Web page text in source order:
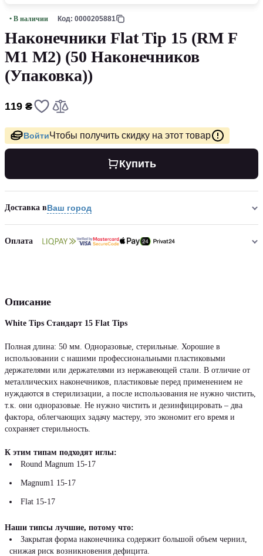
• В наличии Код: 0000205881
Наконечники Flat Tip 15 (RM F
M1 M2) (50 Наконечников
(Упаковка))
119 ₴
ВойтиЧтобы получить скидку на этот товар
Купить
Доставка вВаш город
Оплата
Описание
White Tips Стандарт 15 Flat Tips
Полная длина: 50 мм. Одноразовые, стерильные. Хорошие в
использовании с нашими профессиональными пластиковыми
держателями или держателями из нержавеющей стали. В отличие от
металлических наконечников, пластиковые перед применением не
нуждаются в стерилизации, а после использования не нужно чистить,
т.к. они одноразовые. Не нужно чистить и дезинфицировать – два
фактора, облегчающих задачу мастеру, это экономит его время и
сохраняет стерильность.
К этим типам подходят иглы:
Round Magnum 15-17
Magnum1 15-17
Flat 15-17
Наши типсы лучшие, потому что:
Закрытая форма наконечника содержит большой объем чернил,
снижая риск возникновения дефицита.